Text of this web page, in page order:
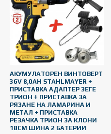
АКУМУЛАТОРЕН ВИНТОВЕРТ
36V 8,0AH STAHLMAYER +
ПРИСТАВКА АДАПТЕР ЗЕГЕ
ТРИОН + ПРИСТАВКА ЗА
РЯЗАНЕ НА ЛАМАРИНА И
МЕТАЛ + ПРИСТАВКА
РЕЗАЧКА ТРИОН ЗА КЛОНИ
18СМ ШИНА 2 БАТЕРИИ